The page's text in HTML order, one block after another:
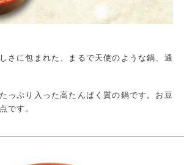
さに包まれた、まるで天使のような鍋、通
っぷり入った高たんぱく質の鍋です。お豆
です。